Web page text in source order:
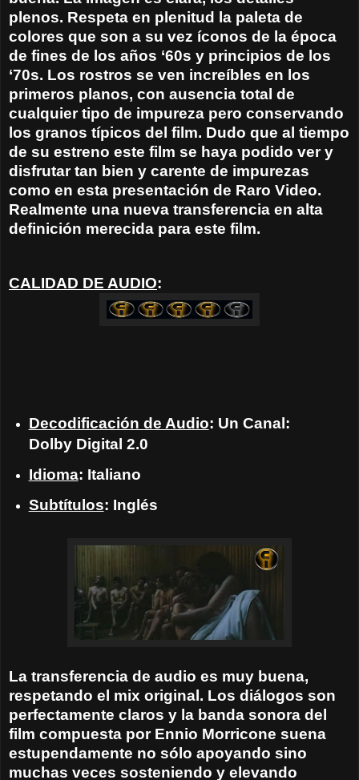
plenos. Respeta en plenitud la paleta de
colores que son a su vez íconos de la época
de fines de los años ‘60s y principios de los
‘70s. Los rostros se ven increíbles en los
primeros planos, con ausencia total de
cualquier tipo de impureza pero conservando
los granos típicos del film. Dudo que al tiempo
de su estreno este film se haya podido ver y
disfrutar tan bien y carente de impurezas
como en esta presentación de Raro Video.
Realmente una nueva transferencia en alta
definición merecida para este film.
CALIDAD DE AUDIO:
Decodificación de Audio: Un Canal:
Dolby Digital 2.0
Idioma: Italiano
Subtítulos: Inglés
La transferencia de audio es muy buena,
respetando el mix original. Los diálogos son
perfectamente claros y la banda sonora del
film compuesta por Ennio Morricone suena
estupendamente no sólo apoyando sino
muchas veces sosteniendo y elevando